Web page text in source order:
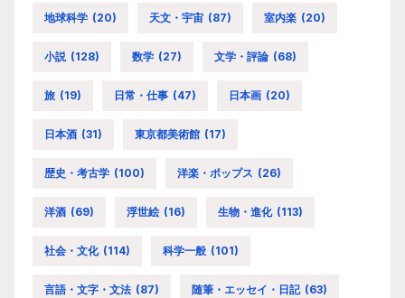
地球科学 (20) 天文・宇宙 (87) 室内楽 (20)
小説 (128) 数学 (27) 文学・評論 (68)
旅 (19) 日常・仕事 (47) 日本画 (20)
日本酒 (31) 東京都美術館 (17)
歴史・考古学 (100) 洋楽・ポップス (26)
洋酒 (69) 浮世絵 (16) 生物・進化 (113)
社会・文化 (114) 科学一般 (101)
言語・文字・文法 (87) 随筆・エッセイ・日記 (63)